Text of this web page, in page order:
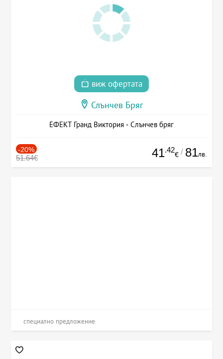
виж офертата
Слънчев Бряг
ЕФЕКТ Гранд Виктория - Слънчев бряг
-20%
51.64€ 41.42
€ / 81лв.
специално предложение